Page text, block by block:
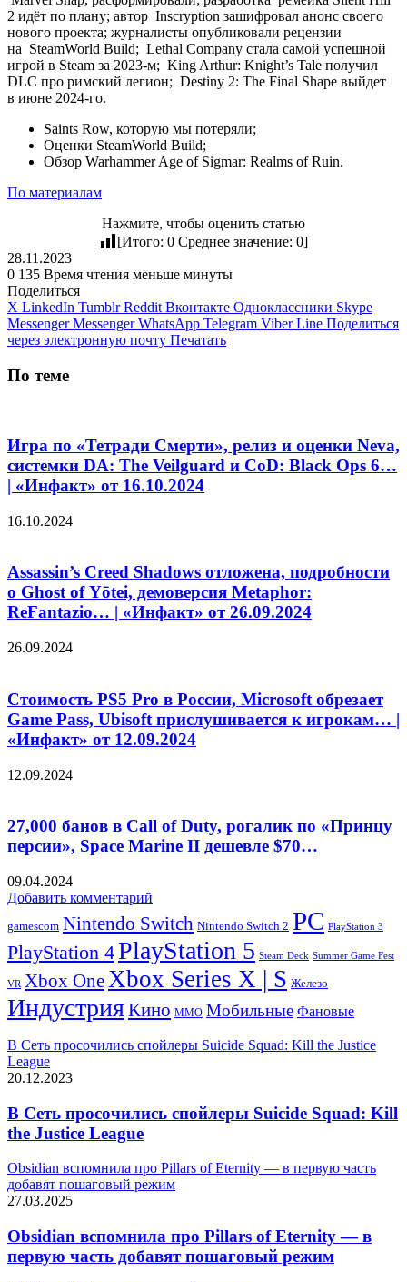
2 идёт по плану; автор Inscryption зашифровал анонс своего
нового проекта; журналисты опубликовали рецензии
на SteamWorld Build; Lethal Company стала самой успешной
игрой в Steam за 2023-м; King Arthur: Knight’s Tale получил
DLC про римский легион; Destiny 2: The Final Shape выйдет
в июне 2024-го.
Saints Row, которую мы потеряли;
Оценки SteamWorld Build;
Обзор Warhammer Age of Sigmar: Realms of Ruin.
По материалам
Нажмите, чтобы оценить статью
[Итого: 0 Среднее значение: 0]
28.11.2023
0 135 Время чтения меньше минуты
Поделиться
X LinkedIn Tumblr Reddit Вконтакте Одноклассники Skype
Messenger Messenger WhatsApp Telegram Viber Line Поделиться
через электронную почту Печатать
По теме
Игра по «Тетради Смерти», релиз и оценки Neva,
системки DA: The Veilguard и CoD: Black Ops 6…
| «Инфакт» от 16.10.2024
16.10.2024
Assassin’s Creed Shadows отложена, подробности
о Ghost of Yōtei, демоверсия Metaphor:
ReFantazio… | «Инфакт» от 26.09.2024
26.09.2024
Стоимость PS5 Pro в России, Microsoft обрезает
Game Pass, Ubisoft прислушивается к игрокам… |
«Инфакт» от 12.09.2024
12.09.2024
27,000 банов в Call of Duty, рогалик по «Принцу
персии», Space Marine II дешевле $70…
09.04.2024
Добавить комментарий
gamescom Nintendo Switch Nintendo Switch 2 PC PlayStation 3
PlayStation 4PlayStation 5 Steam Deck Summer Game Fest
VR Xbox OneXbox Series X | S Железо
ИндустрияКино ММО Мобильные Фановые
В Сеть просочились спойлеры Suicide Squad: Kill the Justice
League
20.12.2023
В Сеть просочились спойлеры Suicide Squad: Kill
the Justice League
Obsidian вспомнила про Pillars of Eternity — в первую часть
добавят пошаговый режим
27.03.2025
Obsidian вспомнила про Pillars of Eternity — в
первую часть добавят пошаговый режим